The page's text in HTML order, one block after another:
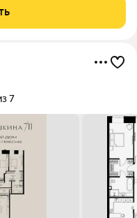
Панорамное
вид
7